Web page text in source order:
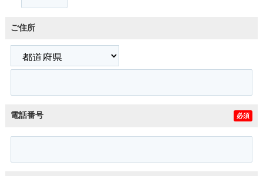
ご住所
電話番号 必須